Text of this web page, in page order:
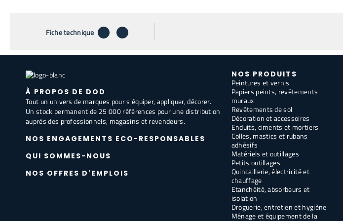
Fiche technique téléchargerenvoyer par email
À PROPOS DE DOD
Tout un univers de marques pour s'équiper, appliquer, décorer.
Un stock permanent de 25 000 références pour une distribution
auprès des professionnels, magasins et revendeurs.
NOS ENGAGEMENTS ECO-RESPONSABLES
QUI SOMMES-NOUS
NOS OFFRES D'EMPLOIS
NOS PRODUITS
Peintures et vernis
Papiers peints, revêtements
muraux
Revêtements de sol
Décoration et accessoires
Enduits, ciments et mortiers
Colles, mastics et rubans
adhésifs
Matériels et outillages
Petits outillages
Quincaillerie, électricité et
chauffage
Etanchéité, absorbeurs et
isolation
Droguerie, entretien et hygiène
Ménage et équipement de la